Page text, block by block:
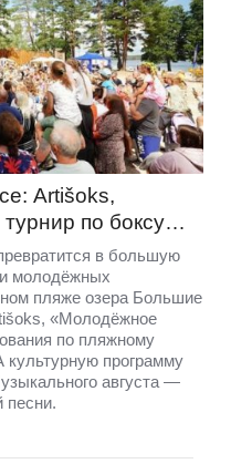
Artišoks,
по боксу…
в большую
молодёжных
пляже озера Большие
«Молодёжное
по пляжному
культурную программу
августа —
песни.